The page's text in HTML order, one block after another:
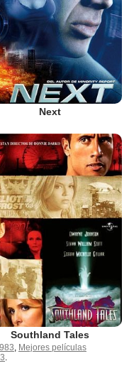
Next
Southland Tales
, Mejores películas
.